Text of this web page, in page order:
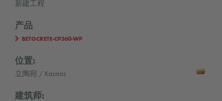
新建工程
产品
BETOCRETE-CP360-WP
位置:
立陶宛 / Kaunas
建筑师: